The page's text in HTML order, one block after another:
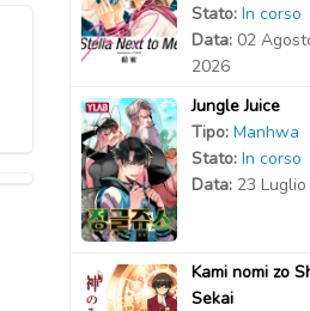
Stato: In corso
Data: 02
2026
Jungle Juice
Tipo: Manhwa
Stato: In corso
Data: 23
Kami nomi zo
Sekai